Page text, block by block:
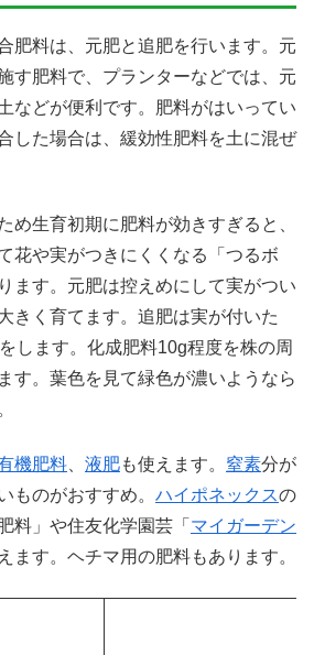
肥料は、元肥と追肥を行います。元
す肥料で、プランターなどでは、元
などが便利です。肥料がはいってい
した場合は、緩効性肥料を土に混ぜ
め生育初期に肥料が効きすぎると、
花や実がつきにくくなる「つるボ
ます。元肥は控えめにして実がつい
きく育てます。追肥は実が付いた
します。化成肥料10g程度を株の周
す。葉色を見て緑色が濃いようなら
機肥料 液肥も使えます。 窒素分が
ものがおすすめ。 ハイポネックスの
料」や住友化学園芸「 マイガーデン
ます。ヘチマ用の肥料もあります。